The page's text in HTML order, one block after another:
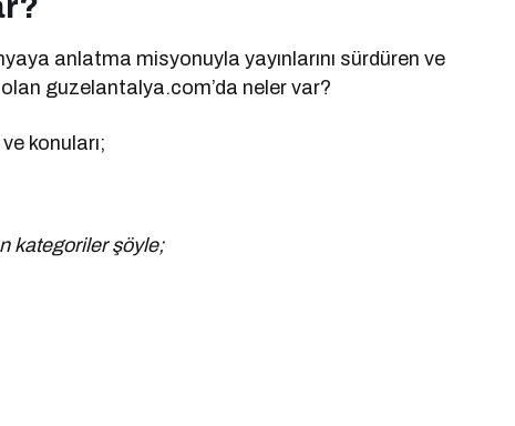
anlatma misyonuyla yayınlarını sürdüren ve
guzelantalya.com’da neler var?
konuları;
kategoriler şöyle;